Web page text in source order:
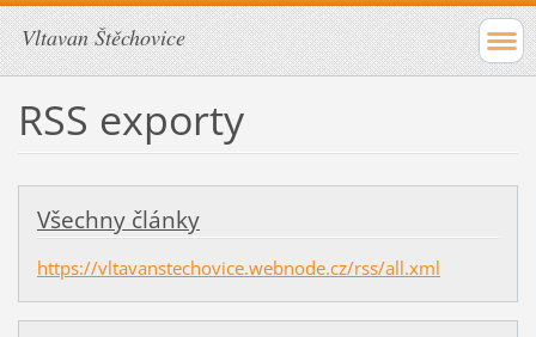
Vltavan Štěchovice
RSS exporty
Všechny články
https://vltavanstechovice.webnode.cz/rss/all.xml